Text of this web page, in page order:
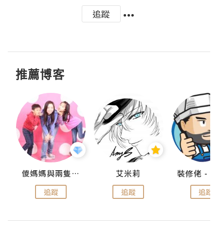
追蹤
推薦博客
儍媽媽與兩隻小魔怪之家
追蹤
艾米莉
追蹤 追蹤